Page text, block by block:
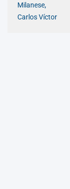
Milanese,
Carlos Víctor